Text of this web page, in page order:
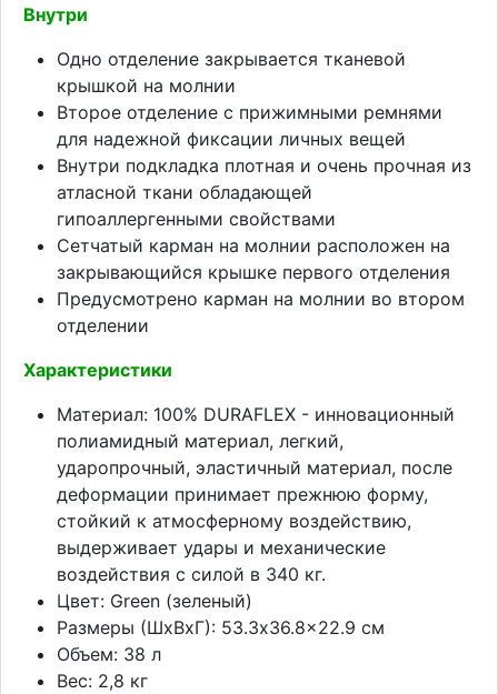
Внутри
Одно отделение закрывается тканевой
крышкой на молнии
Второе отделение с прижимными ремнями
для надежной фиксации личных вещей
Внутри подкладка плотная и очень прочная из
атласной ткани обладающей
гипоаллергенными свойствами
Сетчатый карман на молнии расположен на
закрывающийся крышке первого отделения
Предусмотрено карман на молнии во втором
отделении
Характеристики
Материал: 100% DURAFLEX - инновационный
полиамидный материал, легкий,
ударопрочный, эластичный материал, после
деформации принимает прежнюю форму,
стойкий к атмосферному воздействию,
выдерживает удары и механические
воздействия с силой в 340 кг.
Цвет: Green (зеленый)
Размеры (ШхВхГ): 53.3x36.8x22.9 см
Объем: 38 л
Вес: 2,8 кг